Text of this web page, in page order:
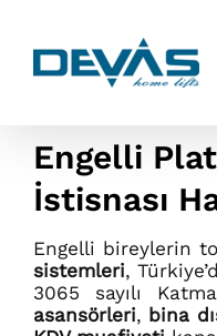
content
Engelli
İstisnası
Engelli bireylerin
sistemleri,
3065 sayılı
asansörleri, bina